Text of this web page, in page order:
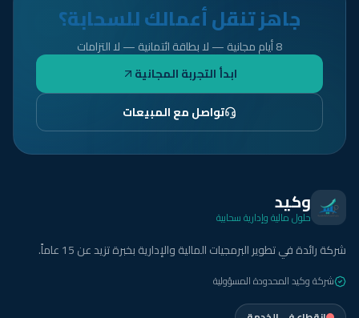
جاهز تنقل أعمالك للسحابة؟
8 أيام مجانية — لا بطاقة ائتمانية — لا التزامات
ابدأ التجربة المجانية
تواصل مع المبيعات
وكيد
حلول مالية وإدارية سحابية
شركة رائدة في تطوير البرمجيات المالية والإدارية بخبرة تزيد عن 15 عاماً.
شركة وكيد المحدودة المسؤولية